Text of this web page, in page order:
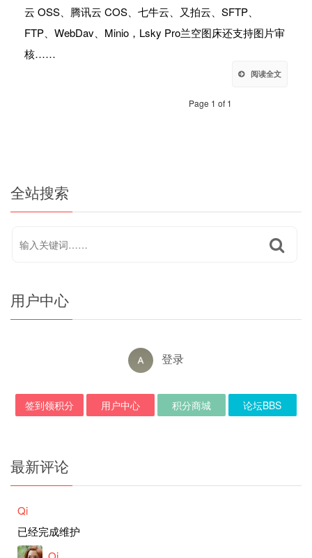
云 OSS、腾讯云 COS、七牛云、又拍云、SFTP、
FTP、WebDav、Minio，Lsky Pro兰空图床还支持图片审
核……
阅读全文
Page 1 of 1
全站搜索
用户中心
登录
签到领积分 用户中心 积分商城 论坛BBS
最新评论
Qi
已经完成维护